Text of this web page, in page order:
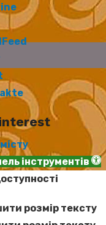
інструментів
розмір тексту